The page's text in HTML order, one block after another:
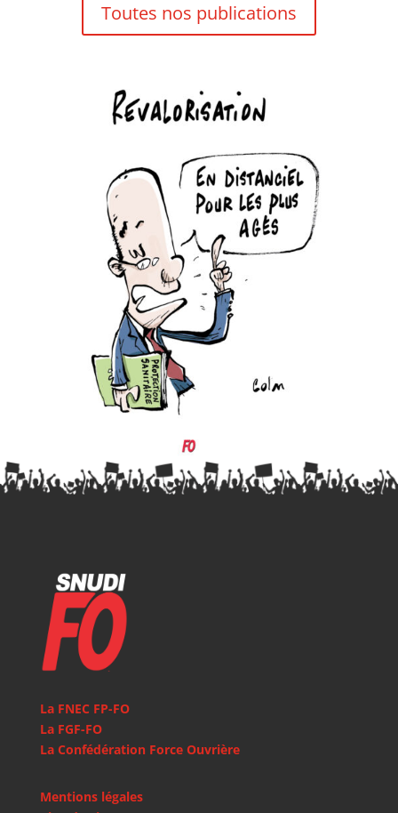
Toutes nos publications
La FNEC FP-FO
La FGF-FO
La Confédération Force Ouvrière
Mentions légales